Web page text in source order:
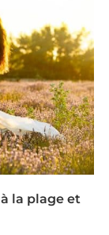
la plage et